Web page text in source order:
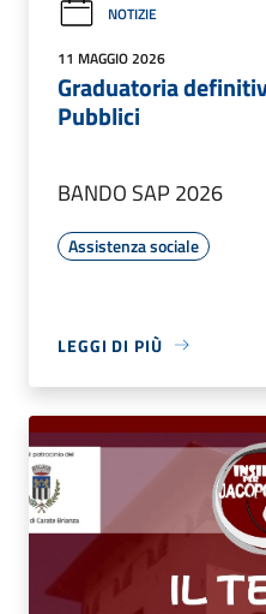
NOTIZIE
11 MAGGIO 2026
Graduatoria
Pubblici
BANDO SAP 2026
Assistenza sociale
LEGGI DI PIÙ